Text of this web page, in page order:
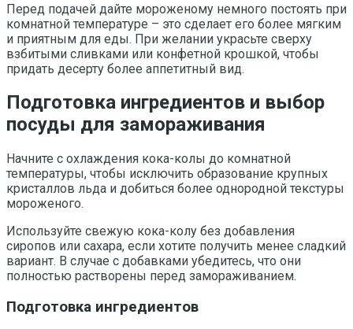
Перед подачей дайте мороженому немного постоять при
комнатной температуре – это сделает его более мягким
и приятным для еды. При желании украсьте сверху
взбитыми сливками или конфетной крошкой, чтобы
придать десерту более аппетитный вид.
Подготовка ингредиентов и выбор
посуды для замораживания
Начните с охлаждения кока-колы до комнатной
температуры, чтобы исключить образование крупных
кристаллов льда и добиться более однородной текстуры
мороженого.
Используйте свежую кока-колу без добавления
сиропов или сахара, если хотите получить менее сладкий
вариант. В случае с добавками убедитесь, что они
полностью растворены перед замораживанием.
Подготовка ингредиентов